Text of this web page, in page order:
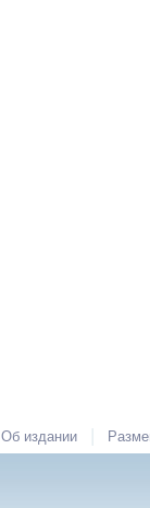
Об издании |